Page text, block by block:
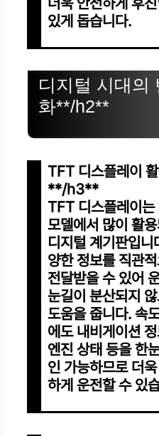
있게 돕습니다.
디지털 시대의
화**/h2**
TFT 디스플레이
**/h3**
TFT 디스플레이는
모델에서 많이 활
디지털 계기판입니
양한 정보를 직관
전달받을 수 있어
눈길이 분산되지
도움을 줍니다. 속
에도 내비게이션
엔진 상태 등을 한
인 가능하므로 더
하게 운전할 수 있